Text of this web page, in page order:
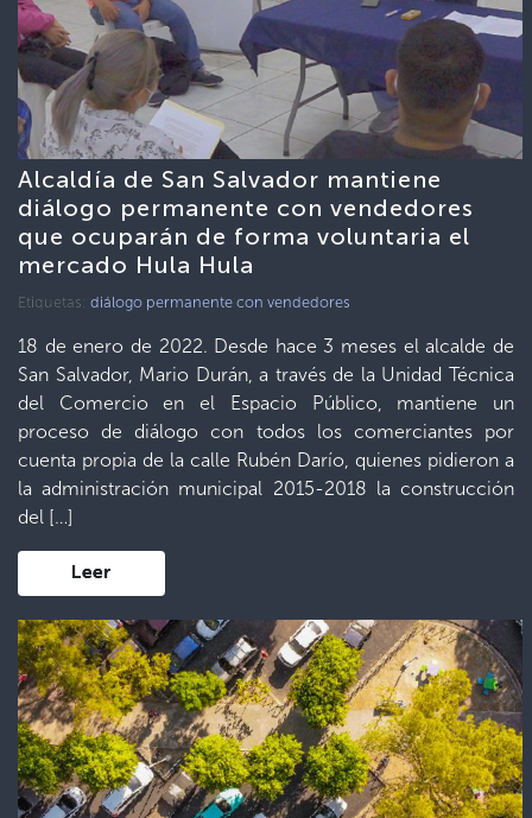
Alcaldía de San Salvador mantiene
diálogo permanente con vendedores
que ocuparán de forma voluntaria el
mercado Hula Hula
Etiquetas: diálogo permanente con vendedores
18 de enero de 2022. Desde hace 3 meses el alcalde de
San Salvador, Mario Durán, a través de la Unidad Técnica
del Comercio en el Espacio Público, mantiene un
proceso de diálogo con todos los comerciantes por
cuenta propia de la calle Rubén Darío, quienes pidieron a
la administración municipal 2015-2018 la construcción
del […]
Leer